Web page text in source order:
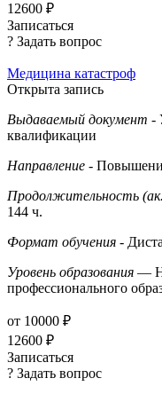
12600 ₽
Записаться
? Задать вопрос
Медицина катастроф
Открыта запись
Выдаваемый документ -
квалификации
Направление -
Продолжительность
144 ч.
Формат обучения -
Уровень образования —
профессионального
от 10000 ₽
12600 ₽
Записаться
? Задать вопрос